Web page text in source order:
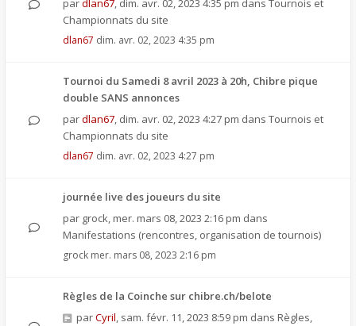
pardlan67, dim. avr. 02, 2023 4:35 pm dans Tournois et
Championnats du site
dlan67 dim. avr. 02, 2023 4:35 pm
Tournoi du Samedi 8 avril 2023 à 20h, Chibre pique
double SANS annonces
pardlan67, dim. avr. 02, 2023 4:27 pm dans Tournois et
Championnats du site
dlan67 dim. avr. 02, 2023 4:27 pm
journée live des joueurs du site
par grock, mer. mars 08, 2023 2:16 pm dans
Manifestations (rencontres, organisation de tournois)
grock mer. mars 08, 2023 2:16 pm
Règles de la Coinche sur chibre.ch/belote
parCyril, sam. févr. 11, 2023 8:59 pm dans Règles,